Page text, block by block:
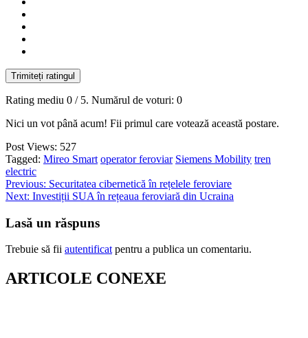
Trimiteți ratingul
Rating mediu 0 / 5. Numărul de voturi: 0
Nici un vot până acum! Fii primul care votează această postare.
Post Views: 527
Tagged: Mireo Smart operator feroviar Siemens Mobility tren
electric
Navigare
în
articole
Previous: Securitatea cibernetică în rețelele feroviare
Next: Investiții SUA în rețeaua feroviară din Ucraina
Lasă un răspuns
Trebuie să fii autentificat pentru a publica un comentariu.
ARTICOLE CONEXE